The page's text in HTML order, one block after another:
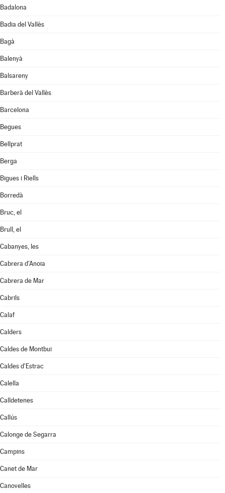
Badalona
Badia del Vallès
Bagà
Balenyà
Balsareny
Barberà del Vallès
Barcelona
Begues
Bellprat
Berga
Bigues i Riells
Borredà
Bruc, el
Brull, el
Cabanyes, les
Cabrera d'Anoia
Cabrera de Mar
Cabrils
Calaf
Calders
Caldes de Montbui
Caldes d'Estrac
Calella
Calldetenes
Callús
Calonge de Segarra
Campins
Canet de Mar
Canovelles